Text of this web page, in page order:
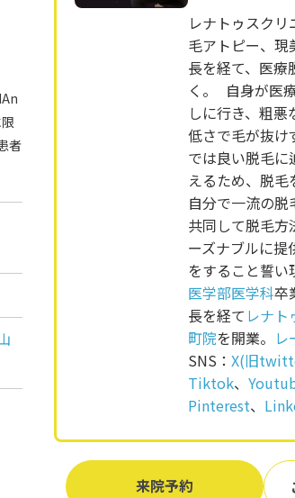
者
レナトゥスク
毛アトピー、現
長を経て、医療
く。 自身が医
しに行き、粗
低さで毛が抜け
では良い脱毛に
えるため、脱毛
自分で一流の脱
共同して脱毛方
ーズナブルに提
をすること誓い
医学部医学科卒
長を経て レナ
町院を開業。 レ
SNS： X(旧
Tiktok、
Pinterest、
来院予約